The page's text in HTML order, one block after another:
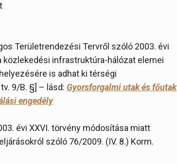
Területrendezési Tervről szóló 2003. évi
közlekedési infrastruktúra-hálózat elemei
is adhat ki térségi
9/B. §] – lásd: Gyorsforgalmi utak és főutak
engedély
évi XXVI. törvény módosítása miatt
szóló 76/2009. (IV. 8.) Korm.